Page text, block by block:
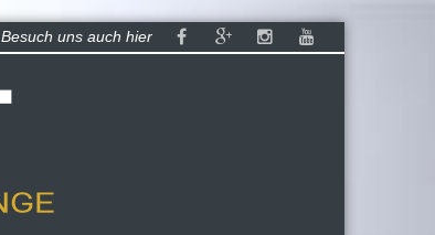
Besuch uns auch hier